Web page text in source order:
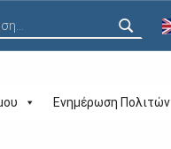
Ενημέρωση Πολιτών